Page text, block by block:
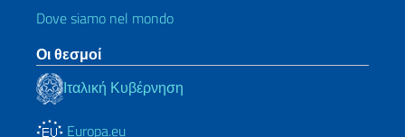
Dove siamo nel mondo
Οι θεσμοί
Ιταλική Κυβέρνηση
Europa.eu